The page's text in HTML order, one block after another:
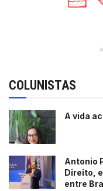
COLUNISTAS
A vida
Antonio
Direito,
entre